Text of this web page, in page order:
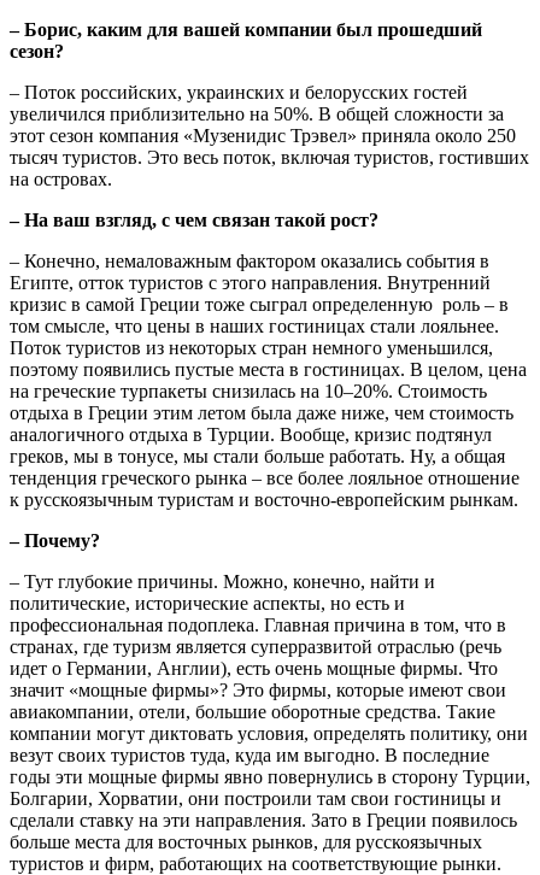
– Борис, каким для вашей компании был прошедший
сезон?
– Поток российских, украинских и белорусских гостей
увеличился приблизительно на 50%. В общей сложности за
этот сезон компания «Музенидис Трэвел» приняла около 250
тысяч туристов. Это весь поток, включая туристов, гостивших
на островах.
– На ваш взгляд, с чем связан такой рост?
– Конечно, немаловажным фактором оказались события в
Египте, отток туристов с этого направления. Внутренний
кризис в самой Греции тоже сыграл определенную роль – в
том смысле, что цены в наших гостиницах стали лояльнее.
Поток туристов из некоторых стран немного уменьшился,
поэтому появились пустые места в гостиницах. В целом, цена
на греческие турпакеты снизилась на 10–20%. Стоимость
отдыха в Греции этим летом была даже ниже, чем стоимость
аналогичного отдыха в Турции. Вообще, кризис подтянул
греков, мы в тонусе, мы стали больше работать. Ну, а общая
тенденция греческого рынка – все более лояльное отношение
к русскоязычным туристам и восточно-европейским рынкам.
– Почему?
– Тут глубокие причины. Можно, конечно, найти и
политические, исторические аспекты, но есть и
профессиональная подоплека. Главная причина в том, что в
странах, где туризм является суперразвитой отраслью (речь
идет о Германии, Англии), есть очень мощные фирмы. Что
значит «мощные фирмы»? Это фирмы, которые имеют свои
авиакомпании, отели, большие оборотные средства. Такие
компании могут диктовать условия, определять политику, они
везут своих туристов туда, куда им выгодно. В последние
годы эти мощные фирмы явно повернулись в сторону Турции,
Болгарии, Хорватии, они построили там свои гостиницы и
сделали ставку на эти направления. Зато в Греции появилось
больше места для восточных рынков, для русскоязычных
туристов и фирм, работающих на соответствующие рынки.